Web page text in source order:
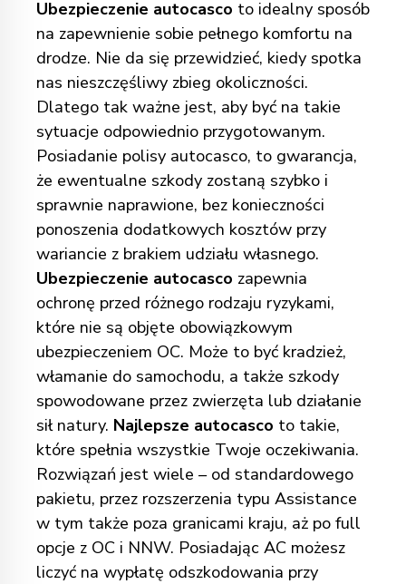
Ubezpieczenie autocasco to idealny sposób
na zapewnienie sobie pełnego komfortu na
drodze. Nie da się przewidzieć, kiedy spotka
nas nieszczęśliwy zbieg okoliczności.
Dlatego tak ważne jest, aby być na takie
sytuacje odpowiednio przygotowanym.
Posiadanie polisy autocasco, to gwarancja,
że ewentualne szkody zostaną szybko i
sprawnie naprawione, bez konieczności
ponoszenia dodatkowych kosztów przy
wariancie z brakiem udziału własnego.
Ubezpieczenie autocasco zapewnia
ochronę przed różnego rodzaju ryzykami,
które nie są objęte obowiązkowym
ubezpieczeniem OC. Może to być kradzież,
włamanie do samochodu, a także szkody
spowodowane przez zwierzęta lub działanie
sił natury. Najlepsze autocasco to takie,
które spełnia wszystkie Twoje oczekiwania.
Rozwiązań jest wiele – od standardowego
pakietu, przez rozszerzenia typu Assistance
w tym także poza granicami kraju, aż po full
opcje z OC i NNW. Posiadając AC możesz
liczyć na wypłatę odszkodowania przy